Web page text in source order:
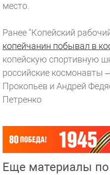
место.
Ранее "Копейский
копейчанин побывал в
копейскую спортивную
российские космонавты
Прокопьев и Андрей
Петренко
Еще материалы по